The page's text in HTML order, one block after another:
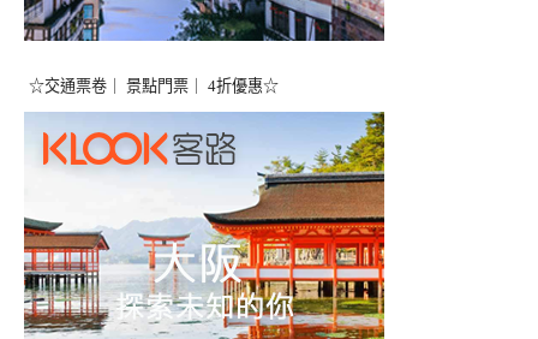
☆交通票卷｜ 景點門票｜ 4折優惠☆